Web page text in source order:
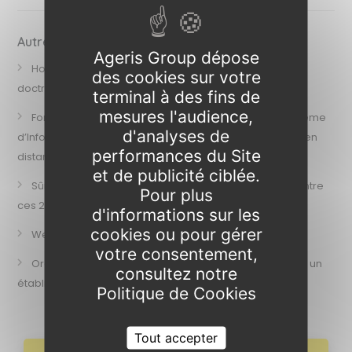
Autres articles pour vous
Homologation de sécurité des SI : adoptez la nouvelle
doctrine ANSSI
Formation « Auditer et contrôler la sécurité du SI (Système
d’Information) » – Session des 25 et 26 septembre 2025 en
distanciel
Sûreté ou sécurité, j'ai demandé à l'IA, la différence entre
ces 2 termes
Webinar "L’IA au service de la cybersécurité”
Organiser un exercice de gestion de crise cyber dans un
établissement de santé
NIS2 : Conformité et cyber résilience
Ageris Group dépose
des cookies sur votre
terminal à des fins de
mesures l'audience,
d'analyses de
performances du Site
et de publicité ciblée.
Pour plus
d'informations sur les
cookies ou pour gérer
votre consentement,
consultez notre
Politique de Cookies
Tout accepter